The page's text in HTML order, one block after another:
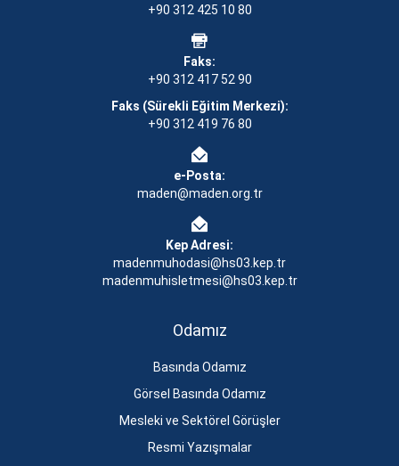
+90 312 425 10 80
Faks:
+90 312 417 52 90
Faks (Sürekli Eğitim Merkezi):
+90 312 419 76 80
e-Posta:
maden@maden.org.tr
Kep Adresi:
madenmuhodasi@hs03.kep.tr
madenmuhisletmesi@hs03.kep.tr
Odamız
Basında Odamız
Görsel Basında Odamız
Mesleki ve Sektörel Görüşler
Resmi Yazışmalar